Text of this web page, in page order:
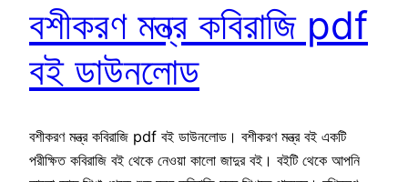
বশীকরণ মন্ত্র কবিরাজি pdf
বই ডাউনলোড
বশীকরণ মন্ত্র কবিরাজি pdf বই ডাউনলোড। বশীকরণ মন্ত্র বই একটি
পরীক্ষিত কবিরাজি বই থেকে নেওয়া কালো জাদুর বই। বইটি থেকে আপনি